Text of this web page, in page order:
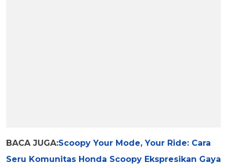
BACA JUGA:Scoopy Your Mode, Your Ride: Cara
Seru Komunitas Honda Scoopy Ekspresikan Gaya